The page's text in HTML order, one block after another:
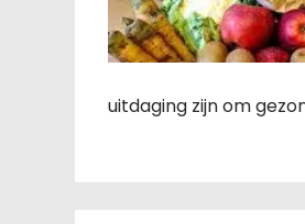
uitdaging zijn om